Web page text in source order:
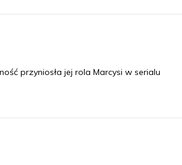
przyniosła jej rola Marcysi w serialu